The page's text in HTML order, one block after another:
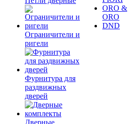
Ограничители и
ригели
Фурнитура для
раздвижных
дверей
Дверные
ORO &
ORO
DND